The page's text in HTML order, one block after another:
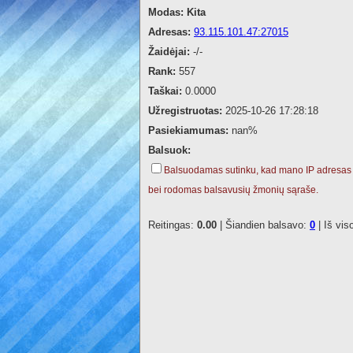
Modas: Kita
Adresas: 93.115.101.47:27015
Žaidėjai: -/-
Rank: 557
Taškai: 0.0000
Užregistruotas: 2025-10-26 17:28:18
Pasiekiamumas: nan%
Balsuok:
Balsuodamas sutinku, kad mano IP
bei rodomas balsavusių žmonių sąraše.
Reitingas: 0.00 | Šiandien balsavo: 0 | Iš